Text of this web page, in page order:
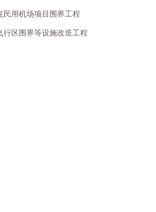
民用机场项目围界工程
行区围界等设施改造工程